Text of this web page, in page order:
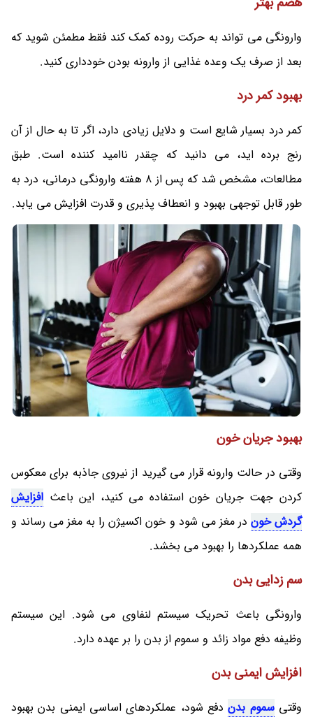
وارونگی می تواند به حرکت روده کمک کند فقط مطمئن شوید که
بعد از صرف یک وعده غذایی از وارونه بودن خودداری کنید.
بهبود کمر درد
کمر درد بسیار شایع است و دلایل زیادی دارد، اگر تا به حال از آن
رنج برده اید، می دانید که چقدر ناامید کننده است. طبق
مطالعات، مشخص شد که پس از 8 هفته وارونگی درمانی، درد به
طور قابل توجهی بهبود و انعطاف پذیری و قدرت افزایش می یابد.
بهبود جریان خون
وقتی در حالت وارونه قرار می گیرید از نیروی جاذبه برای معکوس
کردن جهت جریان خون استفاده می کنید، این باعث افزایش
گردش خون در مغز می شود و خون اکسیژن را به مغز می رساند و
همه عملکردها را بهبود می بخشد.
سم زدایی بدن
وارونگی باعث تحریک سیستم لنفاوی می شود. این سیستم
وظیفه دفع مواد زائد و سموم از بدن را بر عهده دارد.
افزایش ایمنی بدن
وقتیسموم بدندفع شود، عملکردهای اساسی ایمنی بدن بهبود